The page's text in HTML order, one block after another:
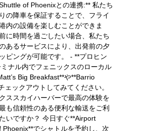
of Phoenixとの連携:** 私たち
の降車を保証することで、フライ
内の設備を楽しむことができま
に時間を過ごしたい場合、私たち
あるサービスにより、出発前の夕
ピングが可能です。 - **プロヒン
ミナル内でフェニックスのローカル
Big Breakfast**や**Barrio
ェックアウトしてみてください。
ススカイハーバーで最高の体験を
も信頼性のある便利な輸送をご利
いですか？ 今日すぐ**Airport
Phoenix**でシャトルを予約し、次